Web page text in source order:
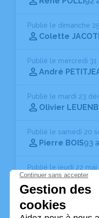
Publié le dimanche
Colette
Publié le mercredi
André
Publié le mardi 23
Olivier
Publié le samedi 20
Pierre BOIS93
Publié le jeudi 22 mai
Mehadji ASSAL
Vous ne trouvez
Pour affiner votre